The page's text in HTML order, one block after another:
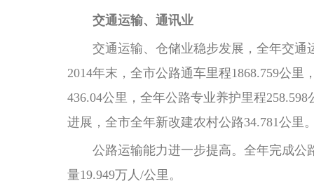
交通运输、通讯业
交通运输、仓储业稳步发展，全年交通运
2014年末，全市公路通车里程1868.759公里
436.04公里，全年公路专业养护里程
进展，全市全年新改建农村公路34.781公里
公路运输能力进一步提高。全年完成公路
量19.949万人/公里。